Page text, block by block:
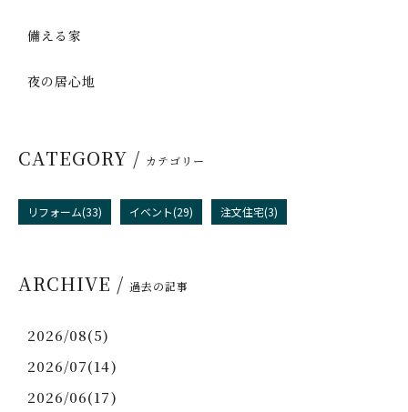
備える家
夜の居心地
CATEGORY / カテゴリー
リフォーム(33) イベント(29) 注文住宅(3)
ARCHIVE / 過去の記事
2026/08(5)
2026/07(14)
2026/06(17)